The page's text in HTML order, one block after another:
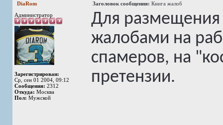
DiaRom Заголовок сообщения: Книга жалоб
Администратор
Зарегистрирован:
Ср, сен 01 2004, 09:12
Сообщения: 2312
Откуда: Москва
Пол: Мужской
Для
жалобами на
спамеров, на
претензии.